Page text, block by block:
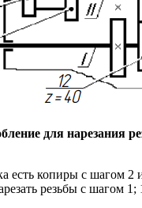
для нарезания
есть копиры с шагом
резьбы с шагом